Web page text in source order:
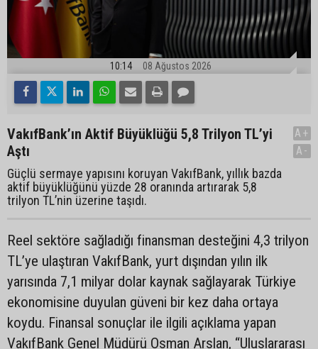
10:14 08 Ağustos 2026
VakıfBank’ın Aktif Büyüklüğü 5,8 Trilyon TL’yi
Aştı
Güçlü sermaye yapısını koruyan VakıfBank, yıllık bazda
aktif büyüklüğünü yüzde 28 oranında artırarak 5,8
trilyon TL’nin üzerine taşıdı.
A+
A-
Reel sektöre sağladığı finansman desteğini 4,3 trilyon
TL’ye ulaştıran VakıfBank, yurt dışından yılın ilk
yarısında 7,1 milyar dolar kaynak sağlayarak Türkiye
ekonomisine duyulan güveni bir kez daha ortaya
koydu. Finansal sonuçlar ile ilgili açıklama yapan
VakıfBank Genel Müdürü Osman Arslan, “Uluslararası